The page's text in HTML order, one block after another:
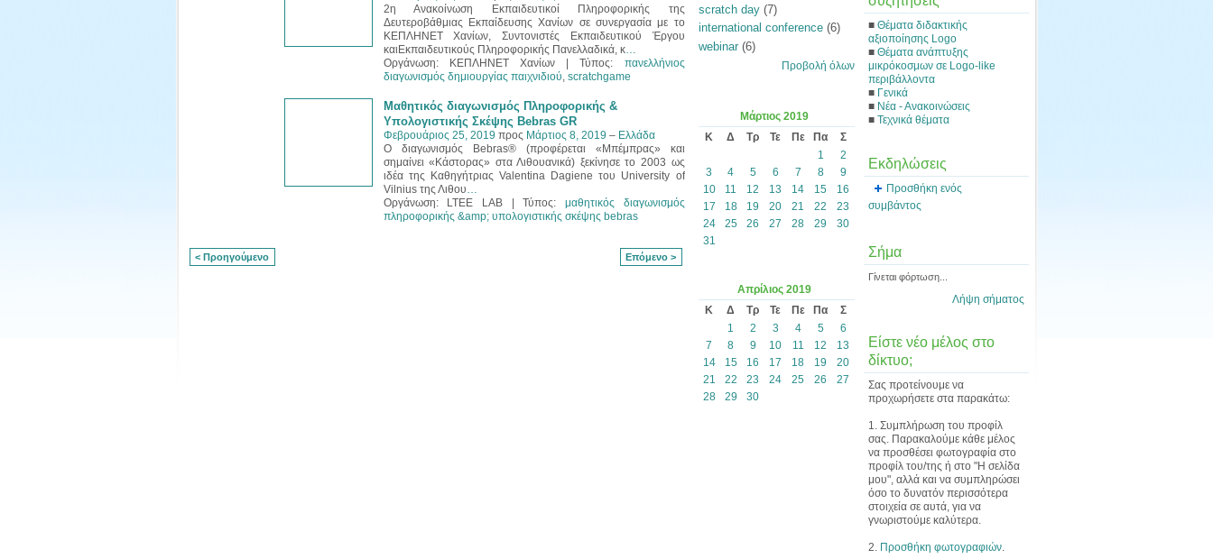
2η Ανακοίνωση Εκπαιδευτικοί Πληροφορικής της
Δευτεροβάθμιας Εκπαίδευσης Χανίων σε συνεργασία με το
ΚΕΠΛΗΝΕΤ Χανίων, Συντονιστές Εκπαιδευτικού Έργου
καιΕκπαιδευτικούς Πληροφορικής Πανελλαδικά, κ…
Οργάνωση: ΚΕΠΛΗΝΕΤ Χανίων | Τύπος: πανελλήνιος
διαγωνισμός δημιουργίας παιχνιδιού, scratchgame
Μαθητικός διαγωνισμός Πληροφορικής &
Υπολογιστικής Σκέψης Bebras GR
Φεβρουάριος 25, 2019 προς Μάρτιος 8, 2019 – Ελλάδα
Ο διαγωνισμός Bebras® (προφέρεται «Μπέμπρας» και
σημαίνει «Κάστορας» στα Λιθουανικά) ξεκίνησε το 2003 ως
ιδέα της Καθηγήτριας Valentina Dagiene του University of
Vilnius της Λιθου
Οργάνωση: LTEE LAB | Τύπος: μαθητικός διαγωνισμός
πληροφορικής &amp; υπολογιστικής σκέψης bebras
< Προηγούμενο Επόμενο >
scratch day(7)
international conference(6)
webinar(6)
Προβολή όλων
Μάρτιος 2019
Κ
Δ Τρ Τε Πε Πα
Σ
1
2
3
4 5 6 7 8
9
10
11 12 13 14 15
16
17
18 19 20 21 22
23
24
25 26 27 28 29
30
31
Απρίλιος 2019
Κ
Δ Τρ Τε Πε Πα
Σ
1
2 3 4 5
6
7
8 9 10 11 12
13
14
15 16 17 18 19
20
21
22 23 24 25 26
27
28
29 30
■ Θέματα διδακτικής
αξιοποίησης Logo
■ Θέματα ανάπτυξης
μικρόκοσμων σε Logo-like
περιβάλλοντα
■ Γενικά
■ Νέα - Ανακοινώσεις
■ Τεχνικά θέματα
Εκδηλώσεις
Προσθήκη ενός
συμβάντος
Σήμα
Γίνεται φόρτωση...
Λήψη σήματος
Είστε νέο μέλος στο
δίκτυο;
Σας προτείνουμε να
προχωρήσετε στα παρακάτω:
1. Συμπλήρωση του προφίλ
σας. Παρακαλούμε κάθε μέλος
να προσθέσει φωτογραφία στο
προφίλ του/της ή στο "Η σελίδα
μου", αλλά και να συμπληρώσει
όσο το δυνατόν περισσότερα
στοιχεία σε αυτά, για να
γνωριστούμε καλύτερα.
2. Προσθήκη φωτογραφιών.